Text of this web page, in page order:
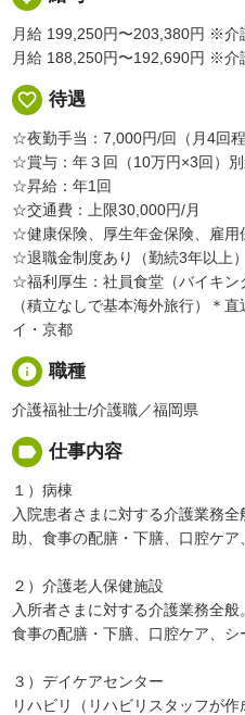
月給 199,250円〜203,380円 ※介
月給 188,250円〜192,690円 ※介
favorite_border 待遇
☆夜勤手当：7,000円/回（月4回
☆賞与：年３回（10万円×3回）
☆昇給：年1回
☆交通費：上限30,000円/月
☆健康保険、厚生年金保険、雇用
☆退職金制度あり（勤続3年以上
☆福利厚生：社員食堂（バイキ
（積立なしで基本海外旅行）＊
イ・京都
info 職種
介護福祉士/介護職／福岡県
label 仕事内容
１）病棟
入院患者さまに対する介護業務
助、食事の配膳・下膳、口腔ケア
２）介護老人保健施設
入所者さまに対する介護業務全般
食事の配膳・下膳、口腔ケア、
３）デイケアセンター
リハビリ（リハビリスタッフが